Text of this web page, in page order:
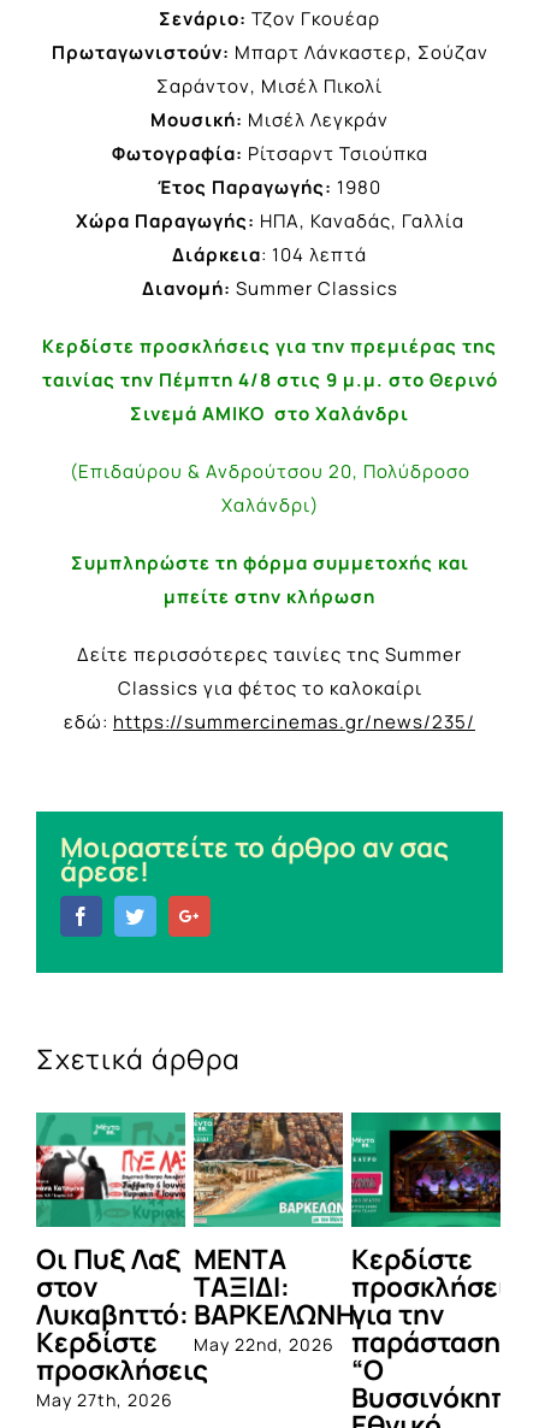
Σενάριο: Τζον Γκουέαρ
Πρωταγωνιστούν: Μπαρτ Λάνκαστερ, Σούζαν
Σαράντον, Μισέλ Πικολί
Μουσική: Μισέλ Λεγκράν
Φωτογραφία: Ρίτσαρντ Τσιούπκα
Έτος Παραγωγής: 1980
Χώρα Παραγωγής: ΗΠΑ, Καναδάς, Γαλλία
Διάρκεια: 104 λεπτά
Διανομή: Summer Classics
Κερδίστε προσκλήσεις για την πρεμιέρας της
ταινίας την Πέμπτη 4/8 στις 9 μ.μ. στο Θερινό
Σινεμά ΑΜΙΚΟ στο Χαλάνδρι
(Επιδαύρου & Ανδρούτσου 20, Πολύδροσο
Χαλάνδρι)
Συμπληρώστε τη φόρμα συμμετοχής και
μπείτε στην κλήρωση
Δείτε περισσότερες ταινίες της Summer
Classics για φέτος το καλοκαίρι
εδώ: https://summercinemas.gr/news/235/
Μοιραστείτε το άρθρο αν σας
άρεσε!
FacebookTwitter
Σχετικά άρθρα
Οι Πυξ Λαξ
στον
Λυκαβηττό:
Κερδίστε
προσκλήσεις
May 27th, 2026
ΜΕΝΤΑ
ΤΑΞΙΔΙ:
ΒΑΡΚΕΛΩΝΗ
May 22nd, 2026
Κερδίστε
προσκλήσεις
για την
παράσταση
“Ο